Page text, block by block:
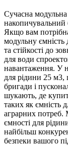
Сучасна
накопичувальний
Якщо вам
модульну ємність
та стійкості до
для води
навантаження. У
для рідини 25 м3,
бригади і
шукають, де
таких як ємність
аграрних потреб.
ємності для
найбільш
безпеки вашого